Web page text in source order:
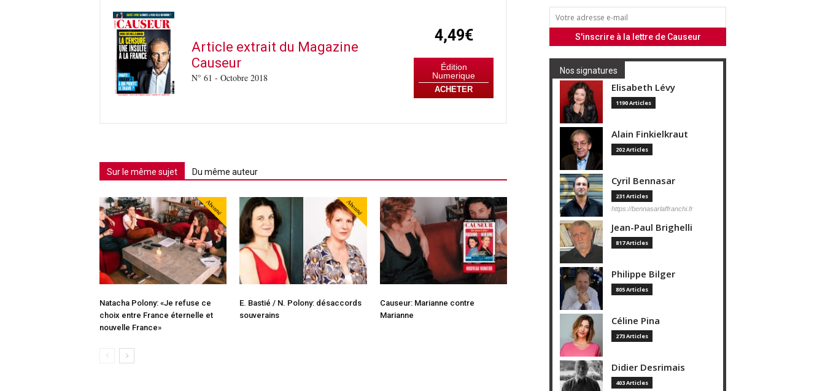
Article extrait du Magazine
Causeur
N° 61 - Octobre 2018
4,49€
Édition
Numerique
ACHETER
Sur le même sujet Du même auteur
Abonné
Natacha Polony: «Je refuse ce
choix entre France éternelle et
nouvelle France»
Abonné
E. Bastié / N. Polony: désaccords
souverains
Causeur: Marianne contre
Marianne
Nos signatures
Elisabeth Lévy
1190 Articles
Alain Finkielkraut
202 Articles
Cyril Bennasar
231 Articles
https://bennasarlaffranchi.fr
Jean-Paul Brighelli
817 Articles
Philippe Bilger
805 Articles
Céline Pina
273 Articles
Didier Desrimais
403 Articles